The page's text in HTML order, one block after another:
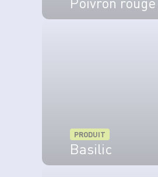
PRODUIT
Basilic